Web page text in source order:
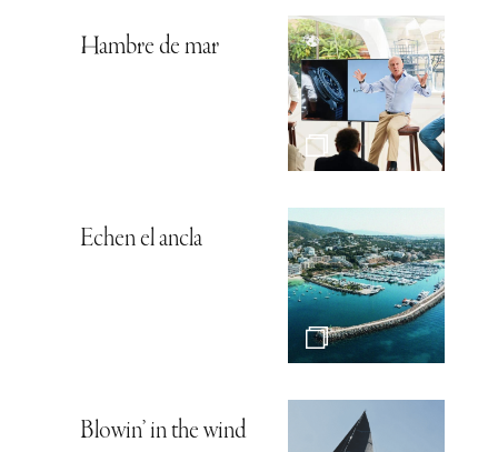
Hambre de mar
Echen el ancla
Blowin’ in the wind